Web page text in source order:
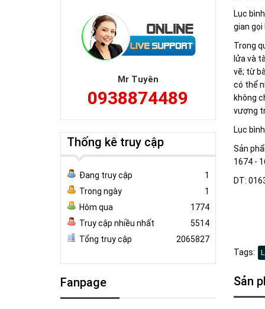
Lục
gian gọi
Trong
lửa và
vẽ; từ
có thể
không
vượng
Lục
Sản
1674 -
DT:
Tags:
Sản
Mr Tuyên
0938874489
Thống kê truy cập
Đang truy cập
1
Trong ngày
1
Hôm qua
1774
Truy cập nhiều nhất
5514
Tổng truy cập
2065827
Fanpage